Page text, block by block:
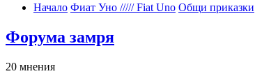
Начало Фиат Уно ///// Fiat Uno Общи приказки
Форума замря
20 мнения